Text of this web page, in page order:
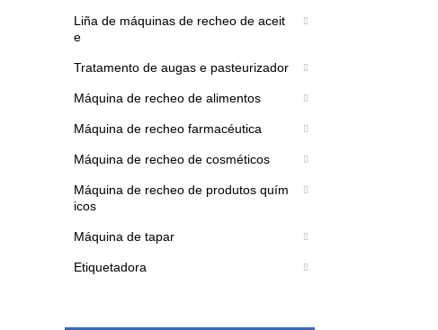
Liña de máquinas de recheo de aceit
e
Tratamento de augas e pasteurizador
Máquina de recheo de alimentos
Máquina de recheo farmacéutica
Máquina de recheo de cosméticos
Máquina de recheo de produtos quím
icos
Máquina de tapar
Etiquetadora